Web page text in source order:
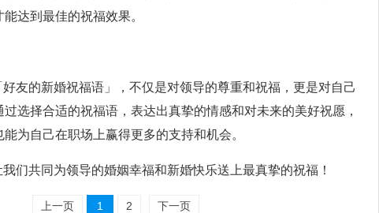
达到最佳的祝福效果。
友的新婚祝福语」，不仅是对领导的尊重和祝福，更是对自己
选择合适的祝福语，表达出真挚的情感和对未来的美好祝愿，
为自己在职场上赢得更多的支持和机会。
们共同为领导的婚姻幸福和新婚快乐送上最真挚的祝福！
上一页 1 2 下一页